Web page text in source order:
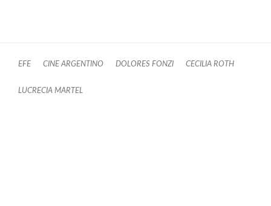
EFE CINE ARGENTINO DOLORES FONZI CECILIA ROTH
LUCRECIA MARTEL